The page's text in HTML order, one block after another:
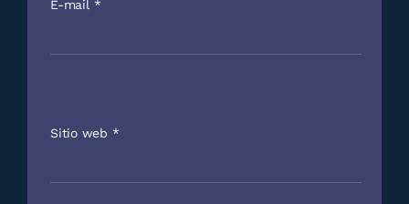
E-mail *
Sitio web *